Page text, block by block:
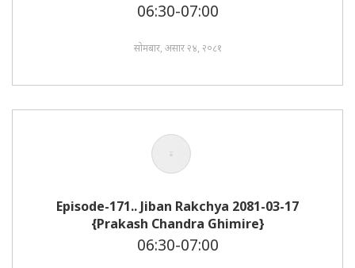
06:30-07:00
सोमबार, असार २४, २०८१
Episode-171.. Jiban Rakchya 2081-03-17
{Prakash Chandra Ghimire}
06:30-07:00